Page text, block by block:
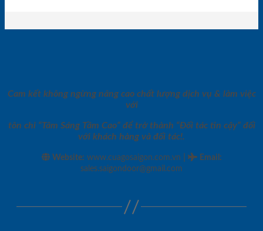
Cam kết không ngừng nâng cao chất lượng dịch vụ & làm việc
với
tôn chỉ “Tâm Sáng Tầm Cao” để trở thành “Đối tác tin cậy” đối
với khách hàng và đối tác!.
Website: www.cuagosaigon.com.vn Email :
sales.saigondoor@gmail.com